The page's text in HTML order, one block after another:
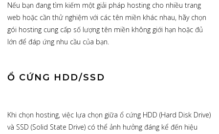
Nếu bạn đang tìm kiếm một giải pháp hosting cho nhiều trang
web hoặc cần thử nghiệm với các tên miền khác nhau, hãy chọn
gói hosting cung cấp số lượng tên miền không giới hạn hoặc đủ
lớn để đáp ứng nhu cầu của bạn.
Ổ CỨNG HDD/SSD
Khi chọn hosting, việc lựa chọn giữa ổ cứng HDD (Hard Disk Drive)
và SSD (Solid State Drive) có thể ảnh hưởng đáng kể đến hiệu